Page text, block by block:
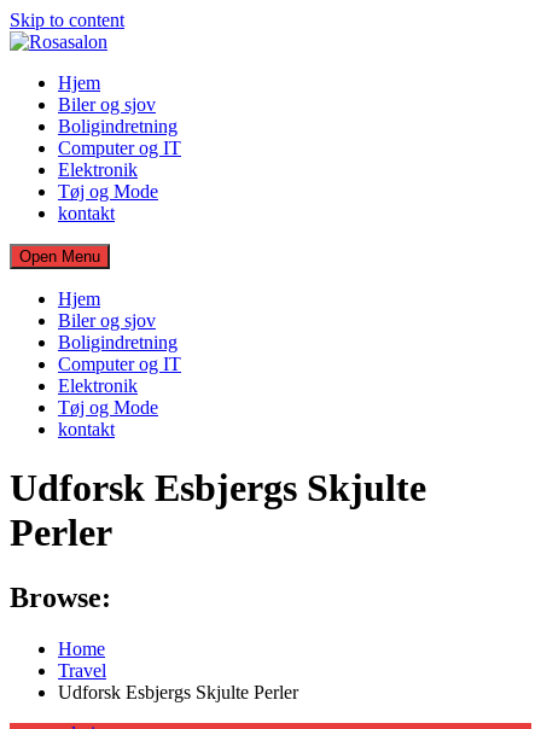
Skip to content
Hjem
Biler og sjov
Boligindretning
Computer og IT
Elektronik
Tøj og Mode
kontakt
Open Menu
Hjem
Biler og sjov
Boligindretning
Computer og IT
Elektronik
Tøj og Mode
kontakt
Udforsk Esbjergs Skjulte
Perler
Browse:
Home
Travel
Udforsk Esbjergs Skjulte Perler